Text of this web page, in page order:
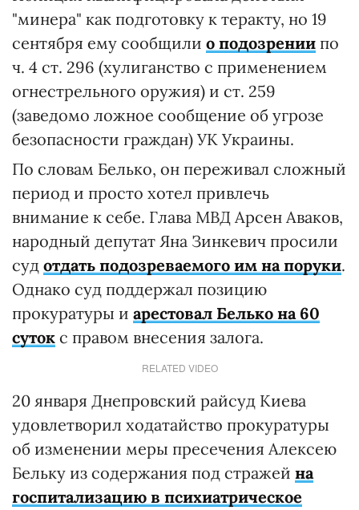
"минера" как подготовку к теракту, но 19
сентября ему сообщили о подозрении по
ч. 4 ст. 296 (хулиганство с применением
огнестрельного оружия) и ст. 259
(заведомо ложное сообщение об угрозе
безопасности граждан) УК Украины.
По словам Белько, он переживал сложный
период и просто хотел привлечь
внимание к себе. Глава МВД Арсен Аваков,
народный депутат Яна Зинкевич просили
суд отдать подозреваемого им на поруки.
Однако суд поддержал позицию
прокуратуры и арестовал Белько на 60
суток с правом внесения залога.
RELATED VIDEO
20 января Днепровский райсуд Киева
удовлетворил ходатайство прокуратуры
об изменении меры пресечения Алексею
Бельку из содержания под стражей на
госпитализацию в психиатрическое